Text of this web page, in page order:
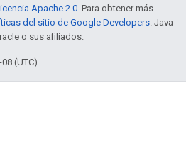
licencia Apache 2.0. Para obtener más
del sitio de Google Developers. Java
o sus afiliados.
(UTC)